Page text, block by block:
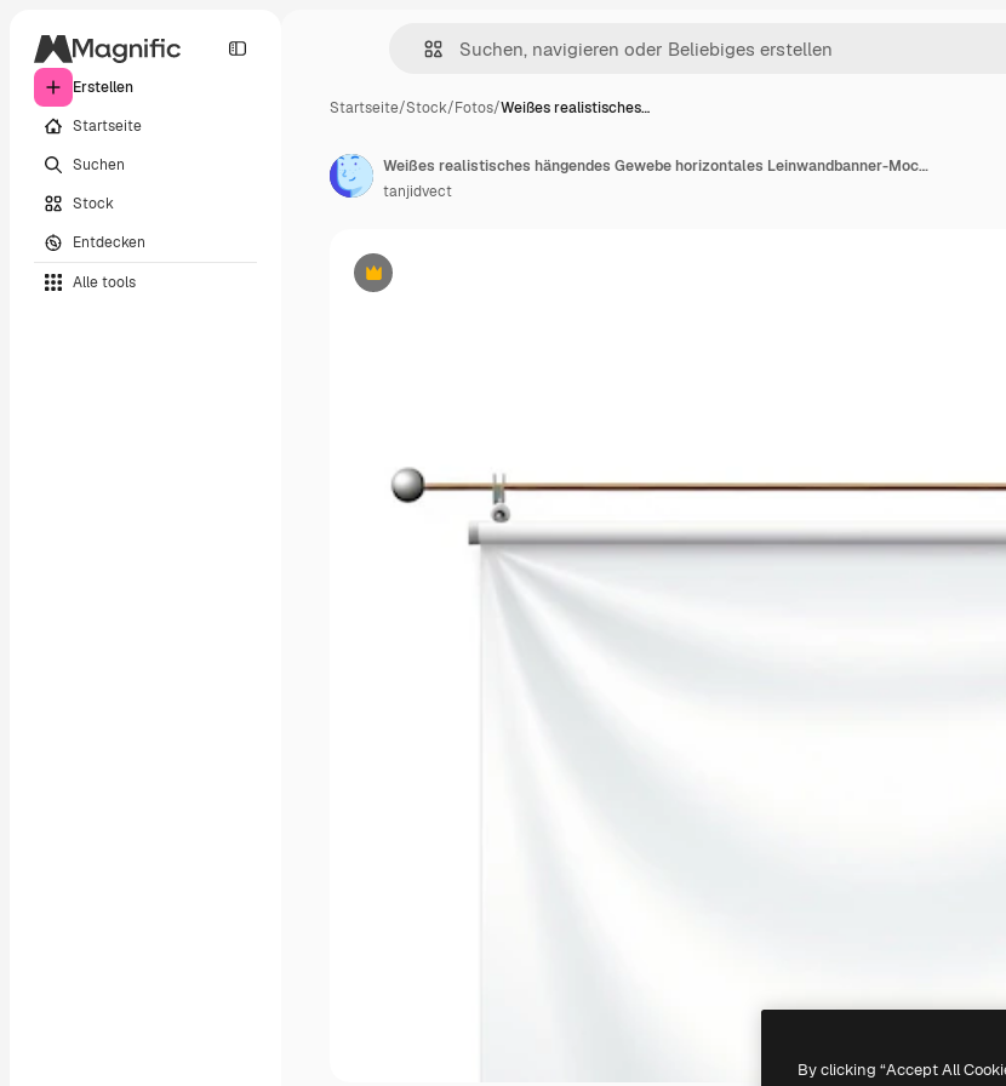
Erstellen
Startseite
Suchen
Stock
Entdecken
Alle tools
Startseite/Stock/Fotos/Weißes realistisches…
Premium
Weißes realistisches hängendes Gewebe horizontales Leinwandbanner-Mockup auf dem Seil für Werbung
tanjidvect
By clicking “Accept All